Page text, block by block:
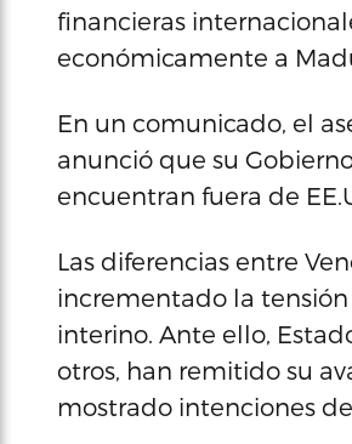
financieras
económicamente a
En un comunicado, el
anunció que su
encuentran fuera de
Las diferencias entre
incrementado la
interino. Ante ello,
otros, han remitido su
mostrado intenciones